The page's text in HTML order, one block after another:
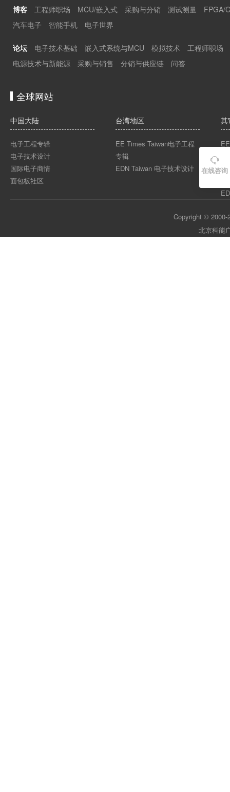
博客 工程师职场 MCU/嵌入式 采购与分销 测试测量
FPGA/
汽车电子
智能手机 电子世界
论坛 电子技术基础 嵌入式系统与MCU 模拟技术
工程师职场
电源技术与新能源
采购与销售 分销与供应链 问答
全球网站
中国大陆
电子工程专辑
电子技术设计
国际电子商情
面包板社区
台湾地区
EE Times Taiwan电子工程
专辑
EDN Taiwan 电子技术设计
其
Copyright © 2000-
北京科能

在线咨询